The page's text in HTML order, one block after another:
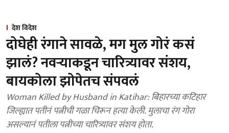
देश विदेश
दोघेही रंगाने सावळे, मग मुल गोरं कसं
झालं? नवऱ्याकडून चारित्र्यावर संशय,
बायकोला झोपेतच संपवलं
Woman Killed by Husband in Katihar: बिहारच्या कटिहार
जिल्ह्यात पतीनं पत्नीची गळा चिरून हत्या केली. मुलाचा रंग गोरा
असल्यानं पतीला पत्नीच्या चारित्र्यावर संशय होता.